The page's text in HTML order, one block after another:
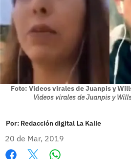
Foto: Videos virales de Juanpis y
Videos virales de Juanpis y
Por: Redacción digital La Kalle
20 de Mar, 2019